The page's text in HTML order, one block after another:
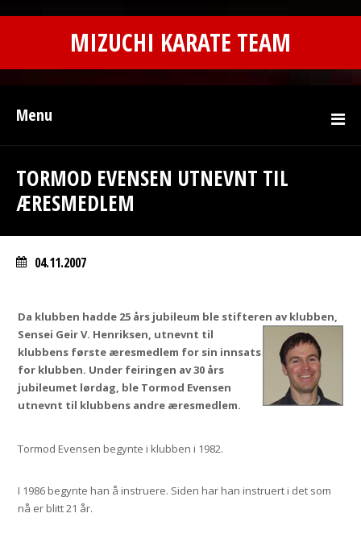
MIZUCHI KARATE TEAM
Menu
TORMOD EVENSEN UTNEVNT TIL
ÆRESMEDLEM
04.11.2007
Da klubben hadde 25 års jubileum ble stifteren av klubben,
Sensei GeirV. Henriksen, utnevnt til
klubbens første æresmedlem for sin innsats
for klubben. Under feiringen av 30 års
jubileumet lørdag, ble Tormod Evensen
utnevnt til klubbens andre æresmedlem.
Tormod Evensen begynte i klubben i 1982.
I 1986 begynte han å instruere. Siden har han instruert i det som
nå er blitt 21 år.